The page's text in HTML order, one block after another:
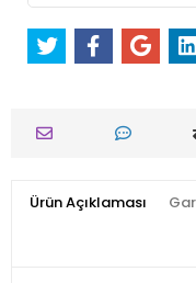
Ürün Açıklaması